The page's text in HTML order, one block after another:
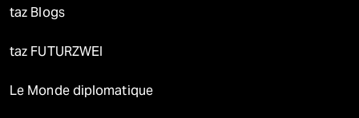
taz Blogs
taz FUTURZWEI
Le Monde diplomatique